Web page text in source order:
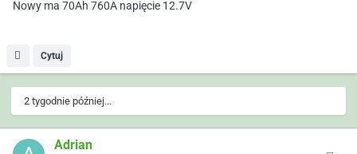
Nowy ma 70Ah 760A napięcie 12.7V
Cytuj
2 tygodnie później...
Adrian